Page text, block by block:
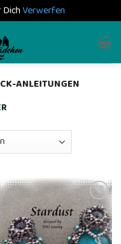
DichVerwerfen
ANLEITUNGEN
Add to
wishlist